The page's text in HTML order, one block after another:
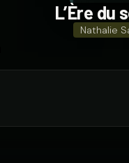
L’Ère du
Nathalie